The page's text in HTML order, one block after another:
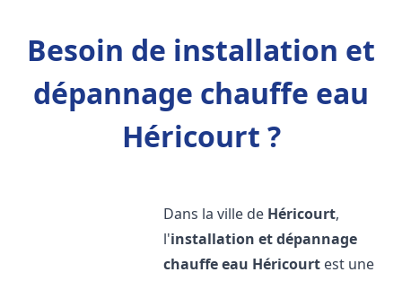
Besoin de installation et
dépannage chauffe eau
Héricourt ?
Dans la ville de Héricourt,
l'installation et dépannage
chauffe eau Héricourt est une